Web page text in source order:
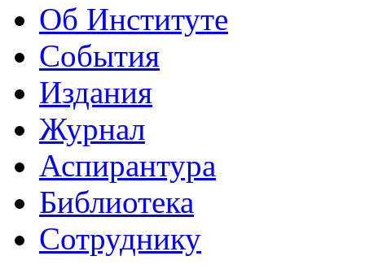
Об Институте
События
Издания
Журнал
Аспирантура
Библиотека
Сотруднику